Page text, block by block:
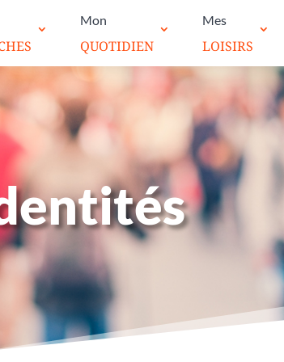
Mon
QUOTIDIEN
Mes
LOISIRS